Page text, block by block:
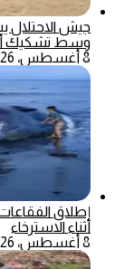
جيش الاحتلال
وسط تشكيك
8 أغسطس، 2026
إطلاق
أثناء الاسترخاء
8 أغسطس، 2026